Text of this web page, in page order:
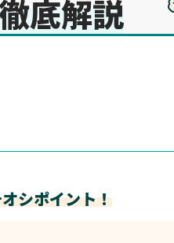
底解説
シポイント！